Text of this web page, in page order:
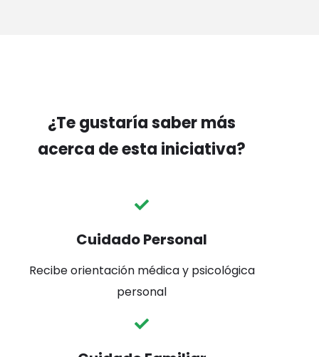
¿Te gustaría saber más
acerca de esta iniciativa?
Cuidado Personal
Recibe orientación médica y psicológica
personal